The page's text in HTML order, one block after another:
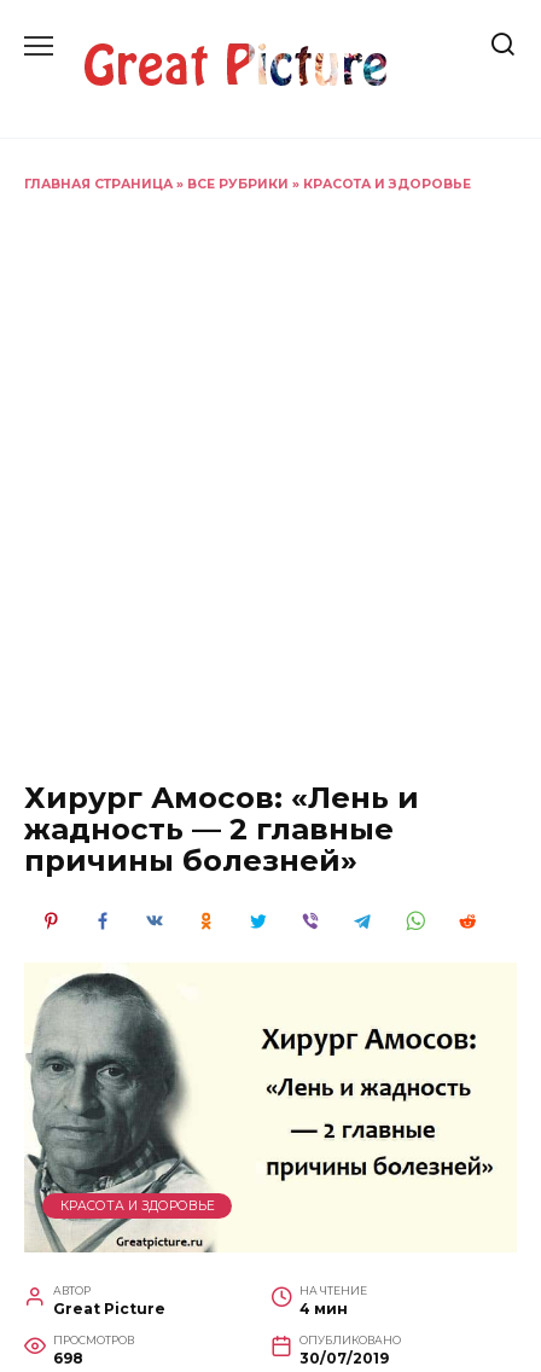
содержанию
ГЛАВНАЯ СТРАНИЦА » ВСЕ РУБРИКИ » КРАСОТА И ЗДОРОВЬЕ
Хирург Амосов: «Лень и
жадность — 2 главные
причины болезней»
КРАСОТА И ЗДОРОВЬЕ
АВТОР
Great Picture
НА ЧТЕНИЕ
4 мин
ПРОСМОТРОВ
698
ОПУБЛИКОВАНО
30/07/2019